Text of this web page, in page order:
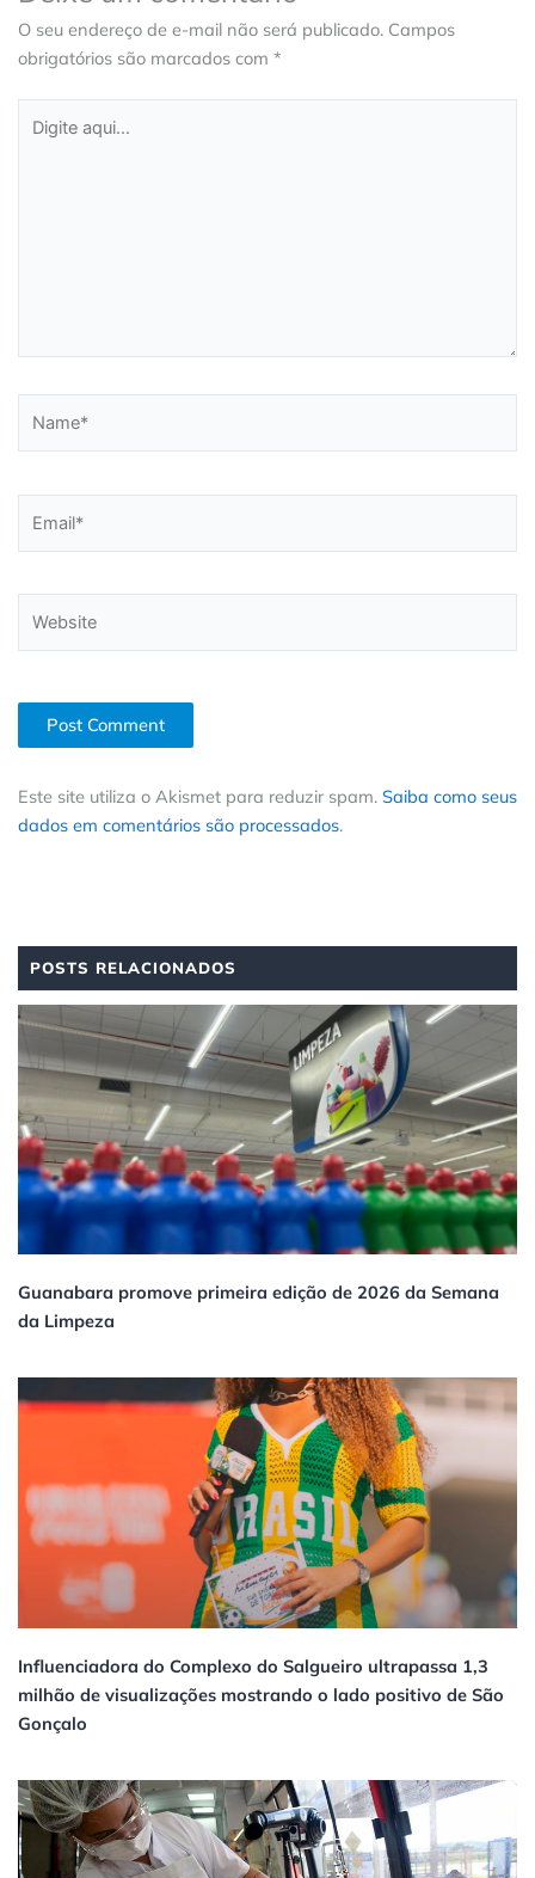
O seu endereço de e-mail não será publicado. Campos
obrigatórios são marcados com *
aqui...
Este site utiliza o Akismet para reduzir spam. Saiba como seus
dados em comentários são processados.
POSTS RELACIONADOS
Guanabara promove primeira edição de 2026 da Semana
da Limpeza
Influenciadora do Complexo do Salgueiro ultrapassa 1,3
milhão de visualizações mostrando o lado positivo de São
Gonçalo